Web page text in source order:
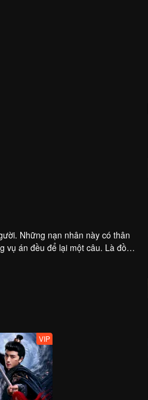
Những nạn nhân này có thân
vụ án đều để lại một câu. Là đồ
điều tra, mọi hạng người, mọi
cuộc hung thủ là ai, và mục đích
VIP